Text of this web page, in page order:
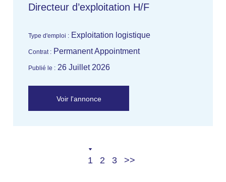
Directeur d’exploitation H/F
Type d'emploi : Exploitation logistique
Contrat : Permanent Appointment
Publié le : 26 Juillet 2026
Voir l'annonce
Current
1 Page
2 Page
3